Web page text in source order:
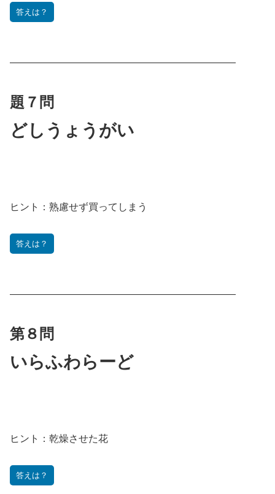
答えは？
———————————————————————
題７問
どしうょうがい
ヒント： 熟慮せず買ってしまう
答えは？
———————————————————————
第８問
いらふわらーど
ヒント： 乾燥させた花
答えは？